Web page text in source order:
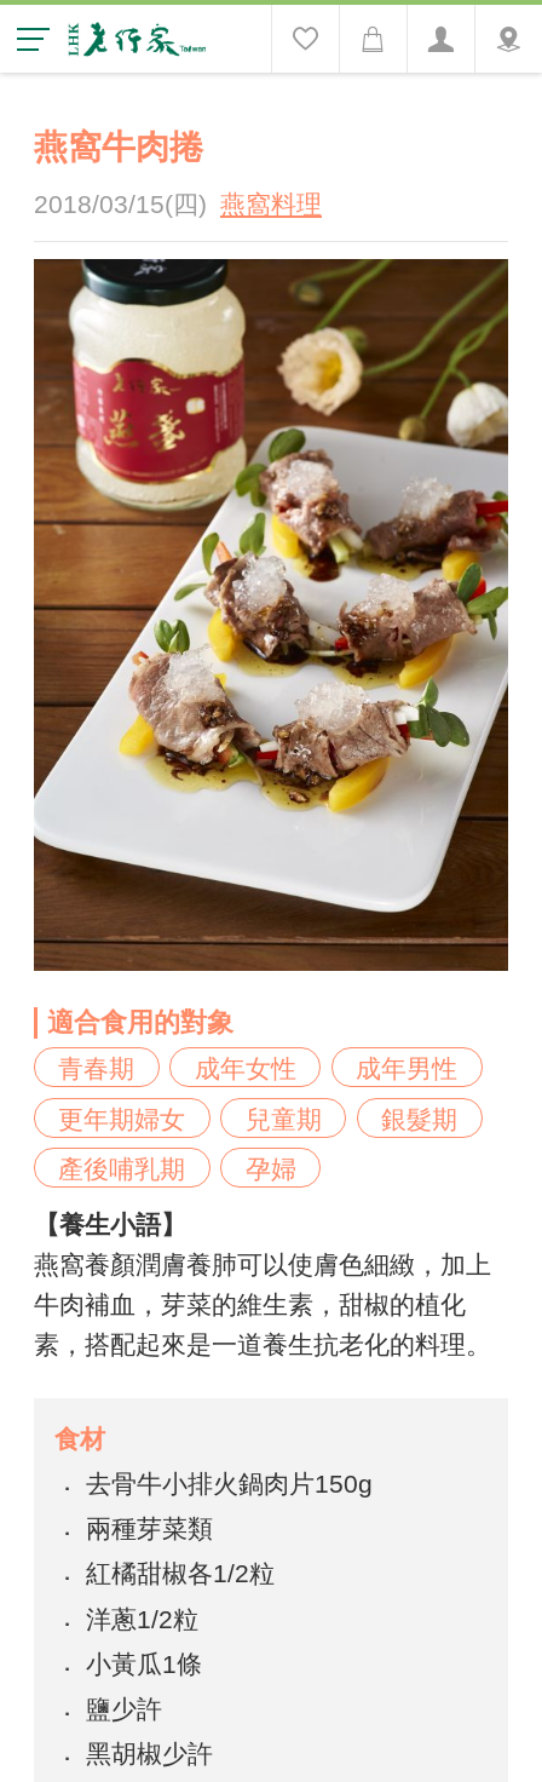
燕窩牛肉捲
2018/03/15(四) 燕窩料理
適合食用的對象
青春期 成年女性
成年男性
更年期婦女
兒童期
銀髮期
產後哺乳期
孕婦
【養生小語】
燕窩養顏潤膚養肺可以使膚色細緻，加上
牛肉補血，芽菜的維生素，甜椒的植化
素，搭配起來是一道養生抗老化的料理。
食材
去骨牛小排火鍋肉片150g
兩種芽菜類
紅橘甜椒各1/2粒
洋蔥1/2粒
小黃瓜1條
鹽少許
黑胡椒少許